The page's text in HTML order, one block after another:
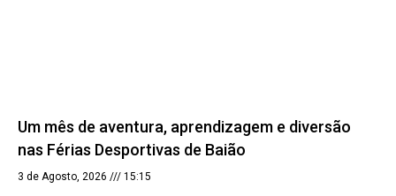
Um mês de aventura, aprendizagem e diversão
nas Férias Desportivas de Baião
3 de Agosto, 2026 15:15